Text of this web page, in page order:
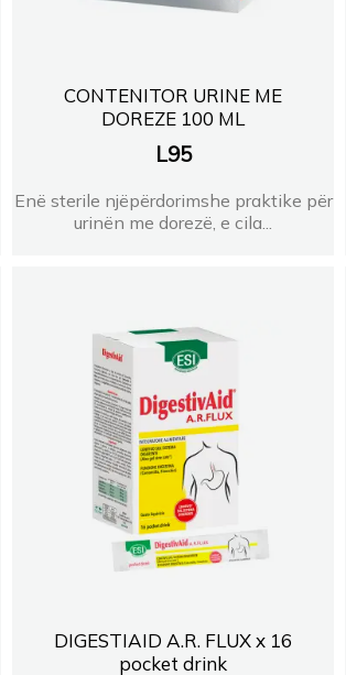
CONTENITOR URINE ME
DOREZE 100 ML
L95
Enë sterile njëpërdorimshe praktike për
urinën me dorezë, e cila...
DIGESTIAID A.R. FLUX x 16
pocket drink